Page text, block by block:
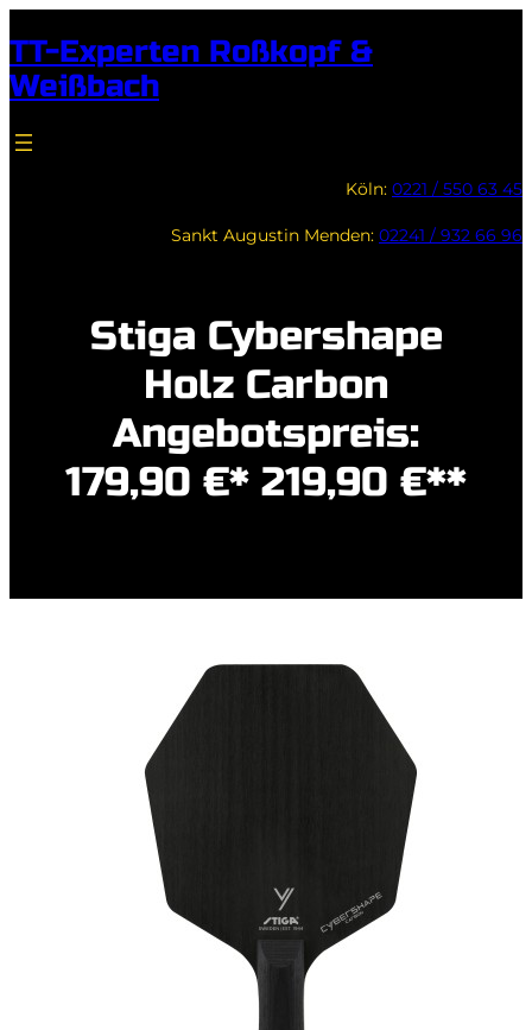
Inhalt
springen
TT-Experten Roßkopf &
Weißbach
Köln: 0221 / 550 63 45
Sankt Augustin Menden: 02241 / 932 66 96
Stiga Cybershape
Holz Carbon
Angebotspreis:
179,90 €* 219,90 €**